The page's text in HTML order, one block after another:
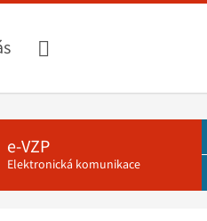
e-VZP
Elektronická komunikace